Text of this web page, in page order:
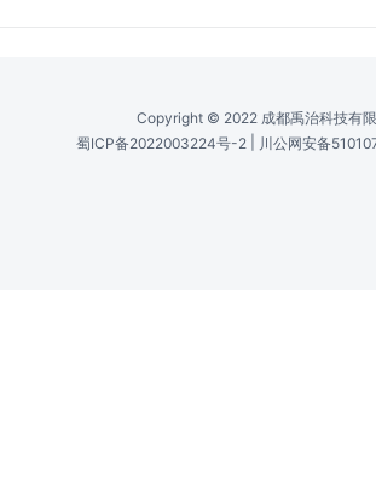
Copyright © 2022 成都禹治科技有
蜀ICP备2022003224号-2
川公网安备